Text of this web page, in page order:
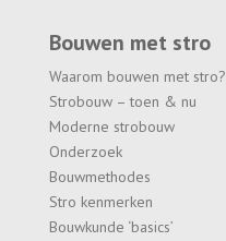
Bouwen met stro
Waarom bouwen met stro?
Strobouw – toen & nu
Moderne strobouw
Onderzoek
Bouwmethodes
Stro kenmerken
Bouwkunde ‘basics’